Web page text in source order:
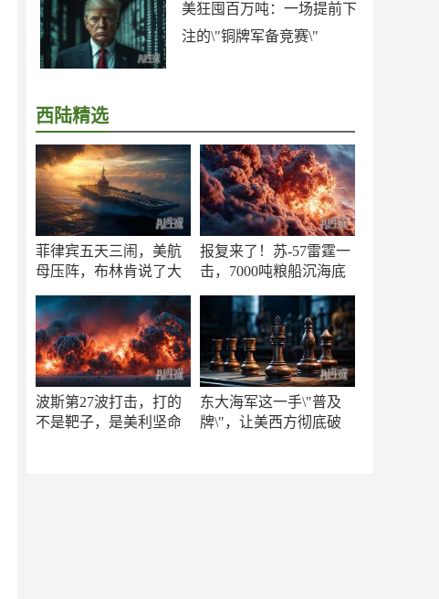
美狂囤百万吨：一场提前下
注的\"铜牌军备竞赛\"
西陆精选
菲律宾五天三闹，美航
母压阵，布林肯说了大
报复来了！苏-57雷霆一
击，7000吨粮船沉海底
波斯第27波打击，打的
不是靶子，是美利坚命
东大海军这一手\"普及
牌\"，让美西方彻底破